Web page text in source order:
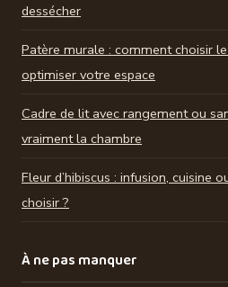
dessécher
Patère murale : comment choisir
optimiser votre espace
Cadre de lit avec rangement ou
vraiment la chambre
Fleur d’hibiscus : infusion, cuisine
choisir ?
À ne pas manquer